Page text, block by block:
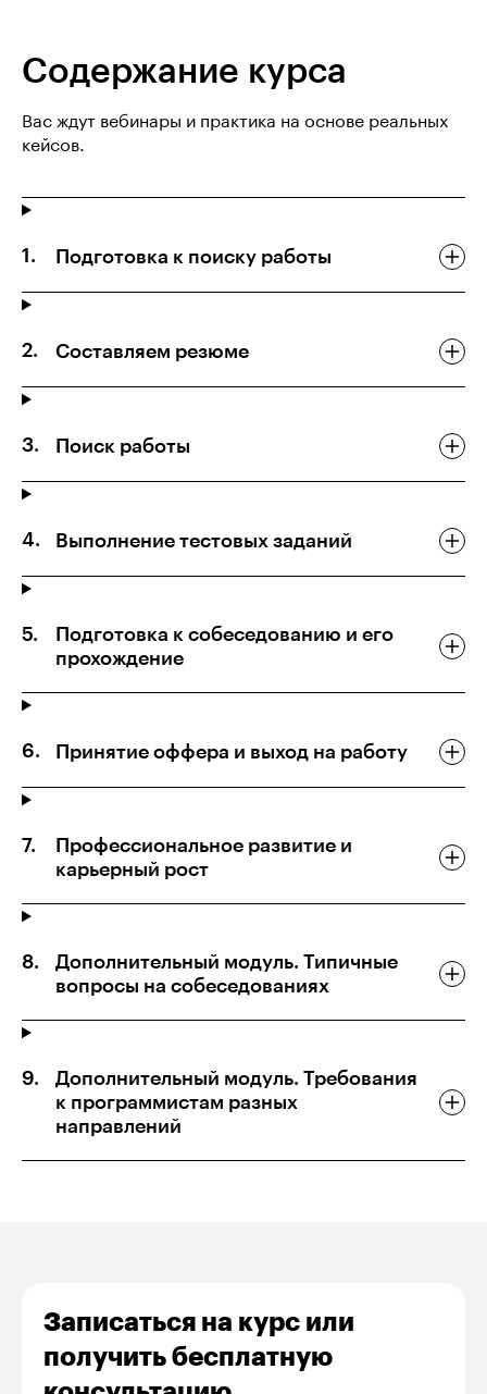
Содержание курса
Вас ждут вебинары и практика на основе реальных
кейсов.
Подготовка к поиску работы
Составляем резюме
Поиск работы
Выполнение тестовых заданий
Подготовка к собеседованию и его
прохождение
Принятие оффера и выход на работу
Профессиональное развитие и
карьерный рост
Дополнительный модуль. Типичные
вопросы на собеседованиях
Дополнительный модуль. Требования
к программистам разных
направлений
Записаться на курс или
получить бесплатную